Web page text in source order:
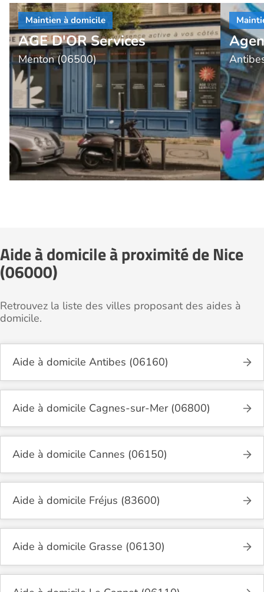
AGE D'OR Services
Menton (06500)
Aide à domicile à proximité de Nice
(06000)
Retrouvez la liste des villes proposant des aides à
domicile.
Aide à domicile Antibes (06160)
Aide à domicile Cagnes-sur-Mer (06800)
Aide à domicile Cannes (06150)
Aide à domicile Fréjus (83600)
Aide à domicile Grasse (06130)